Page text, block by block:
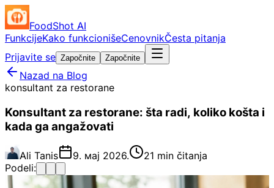
FoodShot AI
FunkcijeKako funkcionišeCenovnikČesta pitanja
Prijavite se Započnite Započnite
Nazad na Blog
konsultant za restorane
Konsultant za restorane: šta radi, koliko košta i
kada ga angažovati
Ali Tanis 9. мај 2026.
21 min čitanja
Podeli: